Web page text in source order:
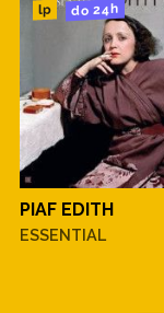
lp do 24h
PIAF EDITH
ESSENTIAL